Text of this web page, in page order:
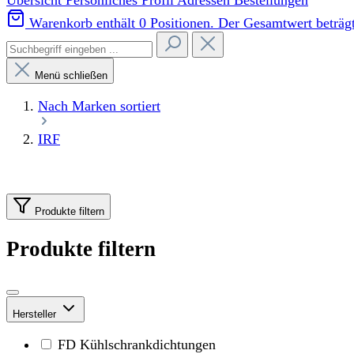
Warenkorb enthält 0 Positionen. Der Gesamtwert
Menü schließen
Nach Marken sortiert
IRF
Produkte filtern
Produkte filtern
Hersteller
FD Kühlschrankdichtungen